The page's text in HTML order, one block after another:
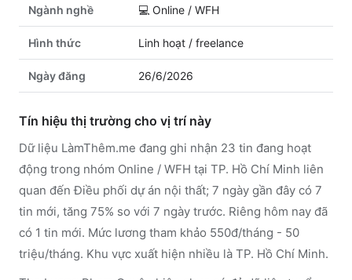
Ngành nghề 💻 Online / WFH
Hình thức Linh hoạt / freelance
Ngày đăng 26/6/2026
Tín hiệu thị trường cho vị trí này
Dữ liệu LàmThêm.me đang ghi nhận 23 tin đang hoạt
động trong nhóm Online / WFH tại TP. Hồ Chí Minh liên
quan đến Điều phối dự án nội thất; 7 ngày gần đây có 7
tin mới, tăng 75% so với 7 ngày trước. Riêng hôm nay đã
có 1 tin mới. Mức lương tham khảo 550đ/tháng - 50
triệu/tháng. Khu vực xuất hiện nhiều là TP. Hồ Chí Minh.